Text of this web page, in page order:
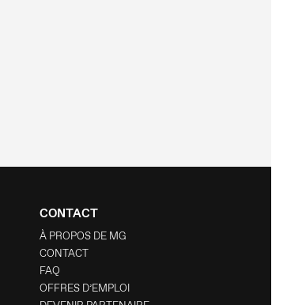
CONTACT
À PROPOS DE MG
CONTACT
FAQ
OFFRES D’EMPLOI